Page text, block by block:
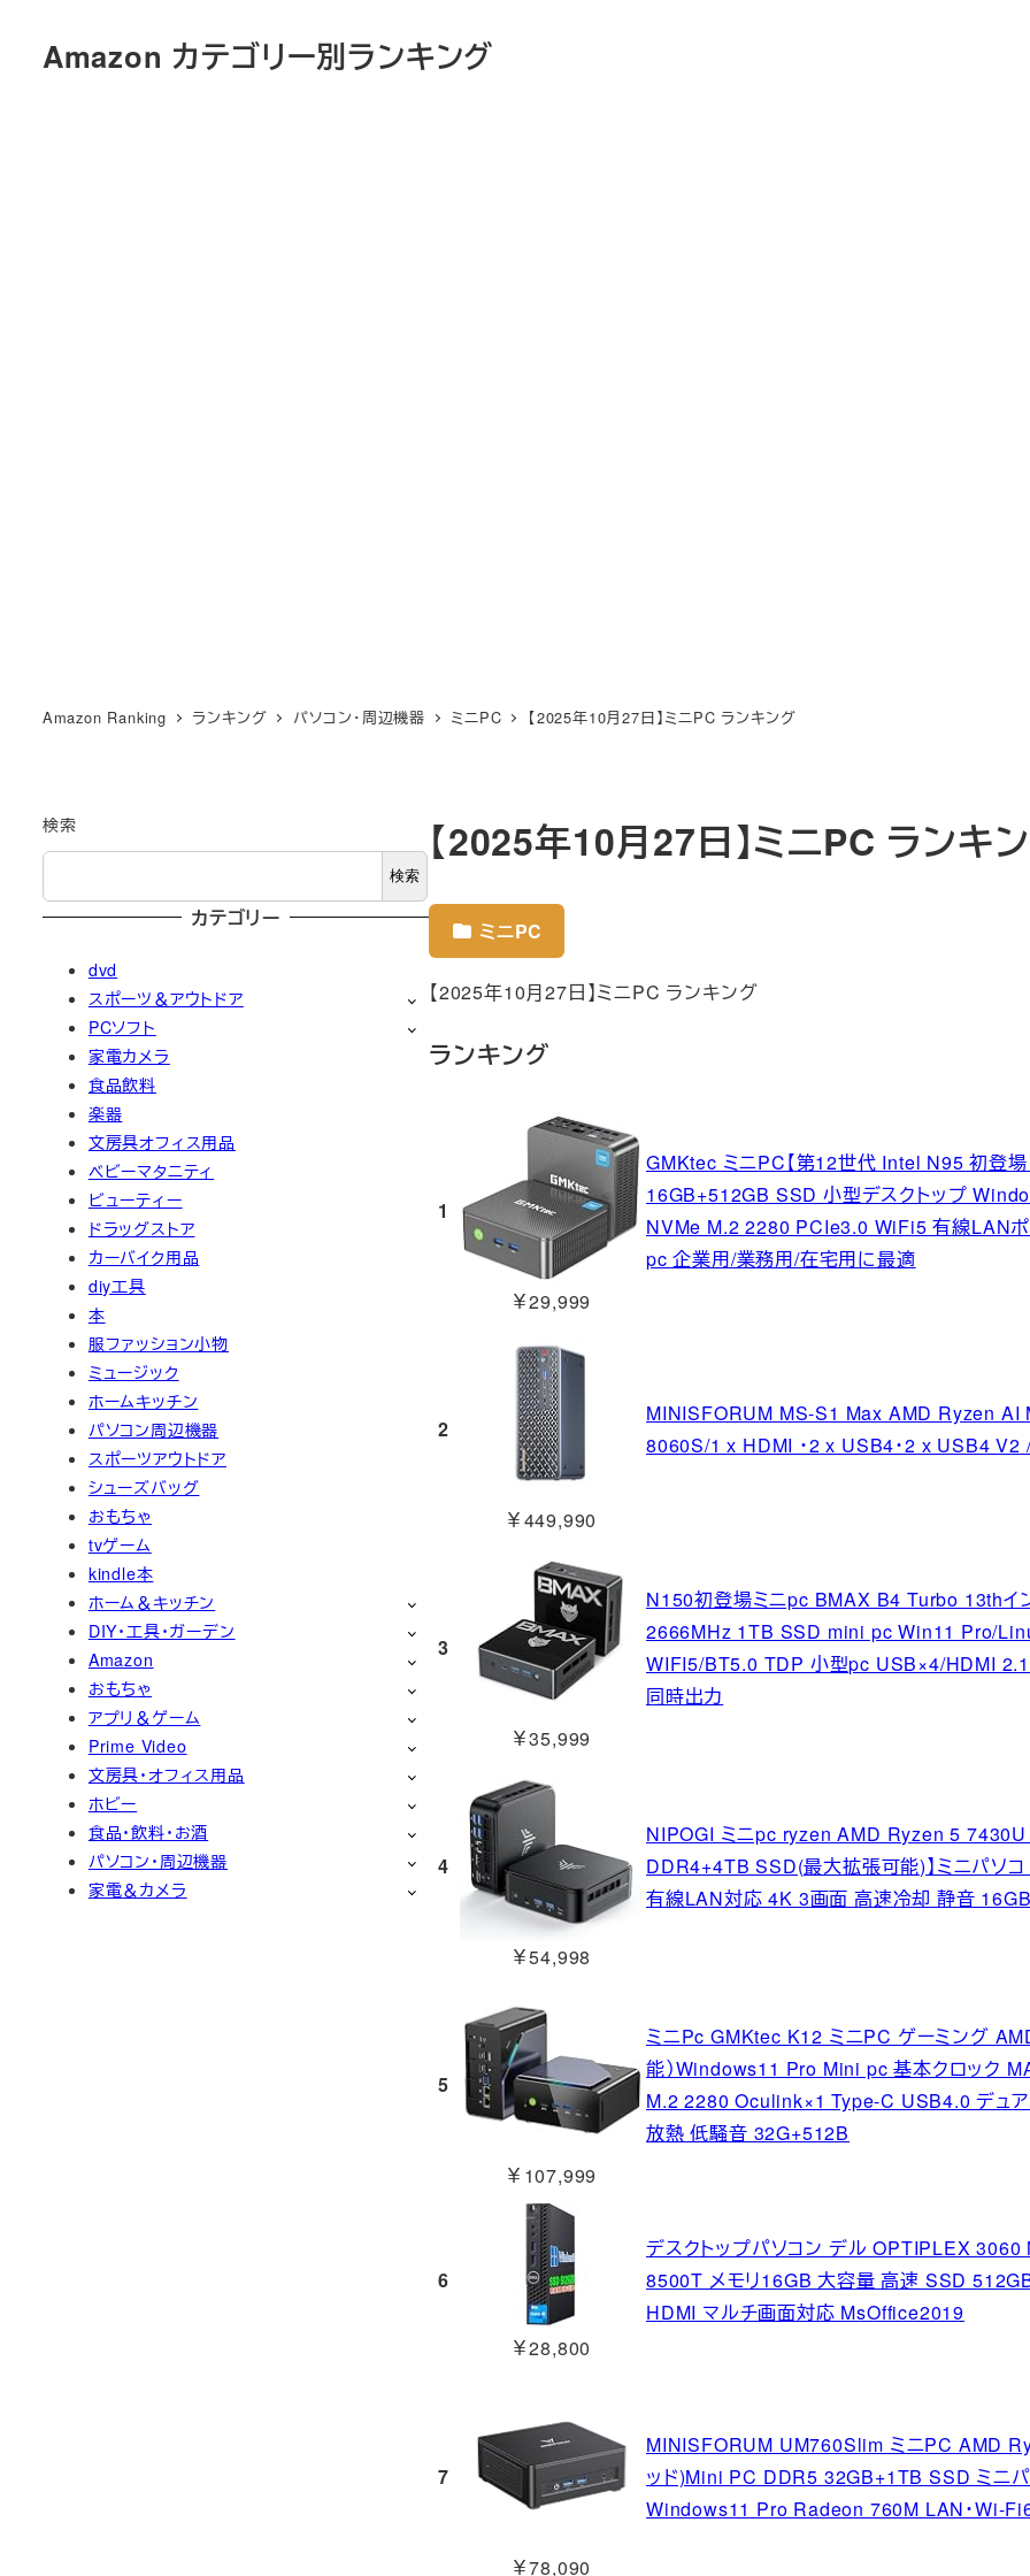
Amazon カテゴリー別ランキング
Amazon Ranking ランキング パソコン・周辺機器 ミニPC 【2025年10月27日】ミニPC ランキング
【2025年10月27日】ミニPC ランキ
ミニPC
【2025年10月27日】ミニPC ランキング
ランキング
1
￥29,999
GMKtec ミニPC【第12世代 Intel N95 初登
16GB+512GB SSD 小型デスクトップ
NVMe M.2 2280 PCIe3.0 WiFi5 有線LAN
pc 企業用/業務用/在宅用に最適
2
￥449,990
MINISFORUM MS-S1 Max AMD Ryzen
8060S/1 х HDMI ・2 х USB4・2 х USB4
3
￥35,999
N150初登場ミニpc BMAX B4 Turbo 13th
2666MHz 1TB SSD mini pc Win11 Pro/
WIFI5/BT5.0 TDP 小型pc USB×4/HDMI
同時出力
4
￥54,998
NIPOGI ミニpc ryzen AMD Ryzen 5
DDR4+4TB SSD(最大拡張可能)】ミニパ
有線LAN対応 4K 3画面 高速冷却 静音
5
￥107,999
ミニPc GMKtec K12 ミニPC ゲーミング
能）Windows11 Pro Mini pc 基本クロック
M.2 2280 Oculink×1 Type-C USB4.0 デュ
放熱 低騒音 32G+512B
6
￥28,800
デスクトップパソコン デル OPTIPLEX
8500T メモリ16GB 大容量 高速 SSD
HDMI マルチ画面対応 MsOffice2019
7
￥78,090
MINISFORUM UM760Slim ミニPC AMD
ッド)Mini PC DDR5 32GB+1TB SSD ミニ
Windows11 Pro Radeon 760M LAN・Wi-
検索
検索
カテゴリー
dvd
スポーツ＆アウトドア
PCソフト
家電カメラ
食品飲料
楽器
文房具オフィス用品
ベビーマタニティ
ビューティー
ドラッグストア
カーバイク用品
diy工具
本
服ファッション小物
ミュージック
ホームキッチン
パソコン周辺機器
スポーツアウトドア
シューズバッグ
おもちゃ
tvゲーム
kindle本
ホーム＆キッチン
DIY・工具・ガーデン
Amazon
おもちゃ
アプリ＆ゲーム
Prime Video
文房具・オフィス用品
ホビー
食品・飲料・お酒
パソコン・周辺機器
家電＆カメラ